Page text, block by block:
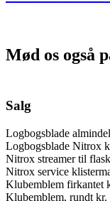
Mød os også
Salg
Logbogsblade
Logbogsblade Nitrox
Nitrox streamer til
Nitrox service
Klubemblem firkantet
Klubemblem, rundt kr.